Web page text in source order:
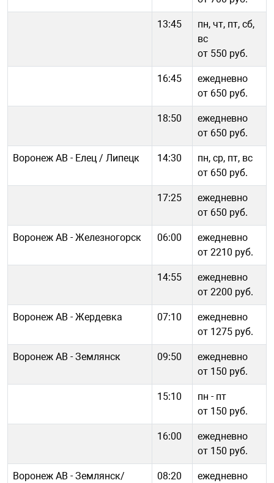
13:45
пн, чт, пт, сб,
вс
от 550 руб.
16:45
ежедневно
от 650 руб.
18:50
ежедневно
от 650 руб.
Воронеж АВ - Елец / Липецк 14:30
пн, ср, пт, вс
от 650 руб.
17:25
ежедневно
от 650 руб.
Воронеж АВ - Железногорск 06:00
ежедневно
от 2210 руб.
14:55
ежедневно
от 2200 руб.
Воронеж АВ - Жердевка 07:10
ежедневно
от 1275 руб.
Воронеж АВ - Землянск 09:50
ежедневно
от 150 руб.
15:10
пн - пт
от 150 руб.
16:00
ежедневно
от 150 руб.
Воронеж АВ - Землянск/
08:20
ежедневно